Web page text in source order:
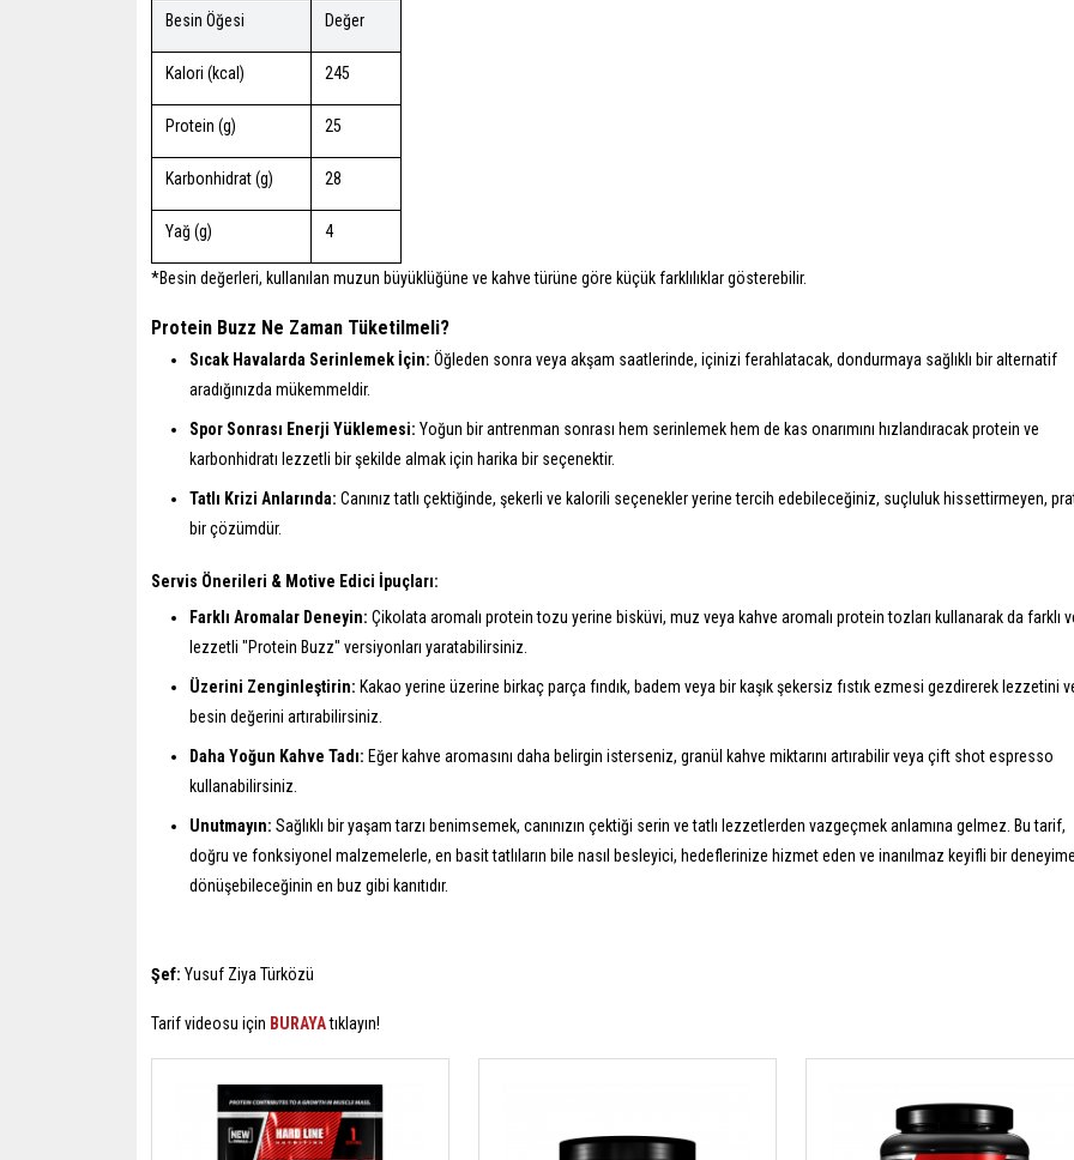
Besin Öğesi Değer
Kalori (kcal) 245
Protein (g) 25
Karbonhidrat (g) 28
Yağ (g) 4
*Besin değerleri, kullanılan muzun büyüklüğüne ve kahve türüne göre küçük farklılıklar gösterebilir.
Protein Buzz Ne Zaman Tüketilmeli?
Sıcak Havalarda Serinlemek İçin: Öğleden sonra veya akşam saatlerinde, içinizi ferahlatacak, dondurmaya sağlıklı bir alternatif
aradığınızda mükemmeldir.
Spor Sonrası Enerji Yüklemesi: Yoğun bir antrenman sonrası hem serinlemek hem de kas onarımını hızlandıracak protein ve
karbonhidratı lezzetli bir şekilde almak için harika bir seçenektir.
Tatlı Krizi Anlarında: Canınız tatlı çektiğinde, şekerli ve kalorili seçenekler yerine tercih edebileceğiniz, suçluluk hissettirmeyen,
bir çözümdür.
Servis Önerileri & Motive Edici İpuçları:
Farklı Aromalar Deneyin: Çikolata aromalı protein tozu yerine bisküvi, muz veya kahve aromalı protein tozları kullanarak da farklı
lezzetli "Protein Buzz" versiyonları yaratabilirsiniz.
Üzerini Zenginleştirin: Kakao yerine üzerine birkaç parça fındık, badem veya bir kaşık şekersiz fıstık ezmesi gezdirerek lezzetini
besin değerini artırabilirsiniz.
Daha Yoğun Kahve Tadı: Eğer kahve aromasını daha belirgin isterseniz, granül kahve miktarını artırabilir veya çift shot espresso
kullanabilirsiniz.
Unutmayın: Sağlıklı bir yaşam tarzı benimsemek, canınızın çektiği serin ve tatlı lezzetlerden vazgeçmek anlamına gelmez. Bu tarif,
doğru ve fonksiyonel malzemelerle, en basit tatlıların bile nasıl besleyici, hedeflerinize hizmet eden ve inanılmaz keyifli bir
dönüşebileceğinin en buz gibi kanıtıdır.
Şef: Yusuf Ziya Türközü
Tarif videosu için BURAYAtıklayın!